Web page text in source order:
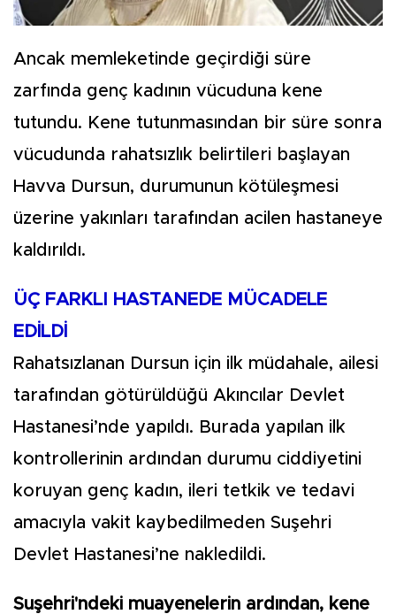
Ancak memleketinde geçirdiği süre
zarfında genç kadının vücuduna kene
tutundu. Kene tutunmasından bir süre sonra
vücudunda rahatsızlık belirtileri başlayan
Havva Dursun, durumunun kötüleşmesi
üzerine yakınları tarafından acilen hastaneye
kaldırıldı.
ÜÇ FARKLI HASTANEDE MÜCADELE
EDİLDİ
Rahatsızlanan Dursun için ilk müdahale, ailesi
tarafından götürüldüğü Akıncılar Devlet
Hastanesi’nde yapıldı. Burada yapılan ilk
kontrollerinin ardından durumu ciddiyetini
koruyan genç kadın, ileri tetkik ve tedavi
amacıyla vakit kaybedilmeden Suşehri
Devlet Hastanesi’ne nakledildi.
Suşehri'ndeki muayenelerin ardından, kene